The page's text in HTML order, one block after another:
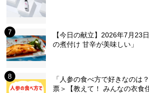
【今日の献立】2026年7月23
の煮付け 甘辛が美味しい」
「人参の食べ方で好きなのは
票＞【教えて！ みんなの衣食